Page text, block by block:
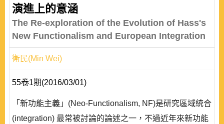
演進上的意涵
The Re-exploration of the Evolution of Hass's
New Functionalism and European Integration
衛民(Min Wei)
55卷1期(2016/03/01)
「新功能主義」(Neo-Functionalism, NF)是研究區域統合
(integration) 最常被討論的論述之一，不過近年來新功能